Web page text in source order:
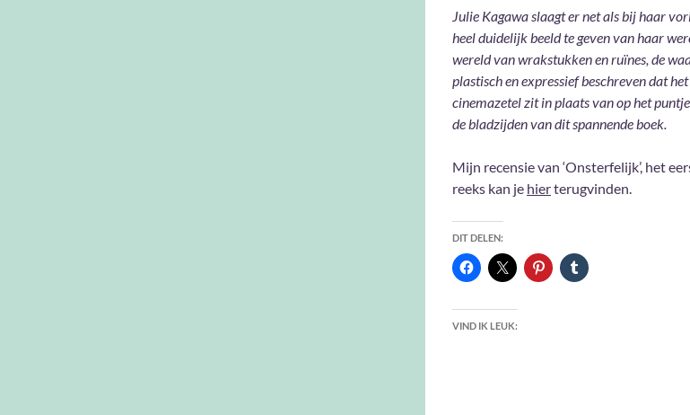
Julie Kagawa slaagt er net als bij haar
heel duidelijk beeld te geven van haar
wereld van wrakstukken en ruïnes, de
plastisch en expressief beschreven dat
cinemazetel zit in plaats van op het
de bladzijden van dit spannende boek.
Mijn recensie van ‘Onsterfelijk’, het
reeks kan je hierterugvinden.
DIT DELEN:
VIND IK LEUK: